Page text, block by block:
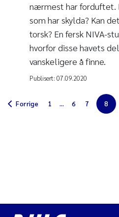
nærmest har forduftet.
som har skylda? Kan
torsk? En fersk NIVA-
hvorfor disse havets
vanskeligere å finne.
Publisert: 07.09.2020
Forrige 1 ... 6 7 8